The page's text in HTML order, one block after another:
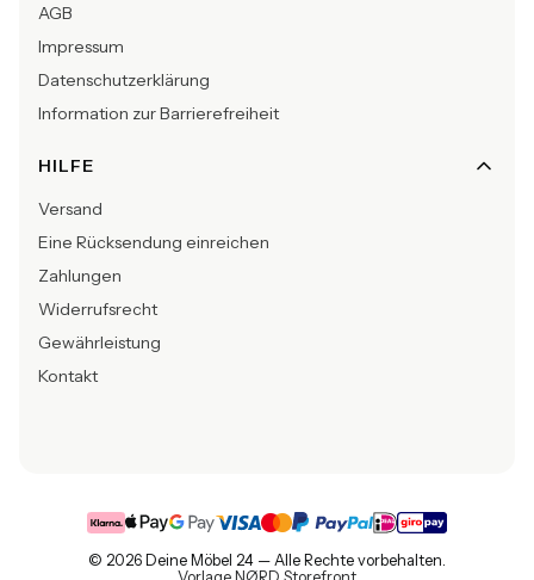
AGB
Impressum
Datenschutzerklärung
Information zur Barrierefreiheit
HILFE
Versand
Eine Rücksendung einreichen
Zahlungen
Widerrufsrecht
Gewährleistung
Kontakt
© 2026 Deine Möbel 24 — Alle Rechte vorbehalten.